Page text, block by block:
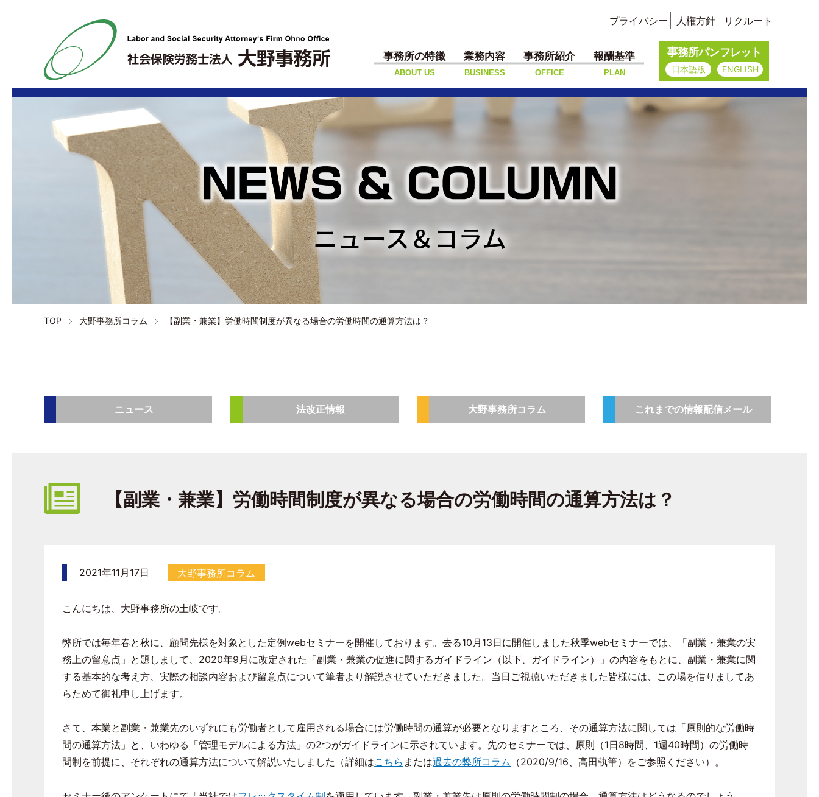
プライバシー 人権方針 リクルート
事務所の特徴
ABOUT US
業務内容
BUSINESS
事務所紹介
OFFICE
報酬基準
PLAN
事務所パンフレット
日本語版 ENGLISH
ニュース＆コラム
TOP 大野事務所コラム 【副業・兼業】労働時間制度が異なる場合の労働時間の通算方法は？
ニュース 法改正情報 大野事務所コラム これまでの情報配信メール
【副業・兼業】労働時間制度が異なる場合の労働時間の通算方法は？
2021年11月17日 大野事務所コラム
こんにちは、大野事務所の土岐です。
弊所では毎年春と秋に、顧問先様を対象とした定例webセミナーを開催しております。去る10 月 13日に開催しました秋季webセミナーでは、「副業・兼業の実
務上の留意点」と題しまして、 2020年9 月に改定された「副業・兼業の促進に関するガイドライン（以下、ガイドライン）」の内容をもとに、副業・兼業に関
する基本的な考え方、実際の相談内容および留意点について筆者より解説させていただきました。当日ご視聴いただきました皆様には、この場を借りましてあ
らためて御礼申し上げます。
さて、本業と副業・兼業先のいずれにも労働者として雇用される場合には労働時間の通算が必要となりますところ、その通算方法に関しては「原則的な労働時
間の通算方法」と、いわゆる「管理モデルによる方法」の2つがガイドラインに示されています。先のセミナーでは、原則（1日8時間、 1週40時間）の労働時
間制を前提に、それぞれの通算方法について解説いたしました（詳細はこちら または過去の弊所コラム （2020/9/16 、高田執筆）をご参照ください）。